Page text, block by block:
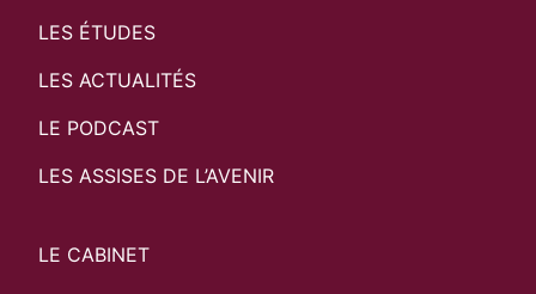
LES ÉTUDES
LES ACTUALITÉS
LE PODCAST
LES ASSISES DE L’AVENIR
LE CABINET